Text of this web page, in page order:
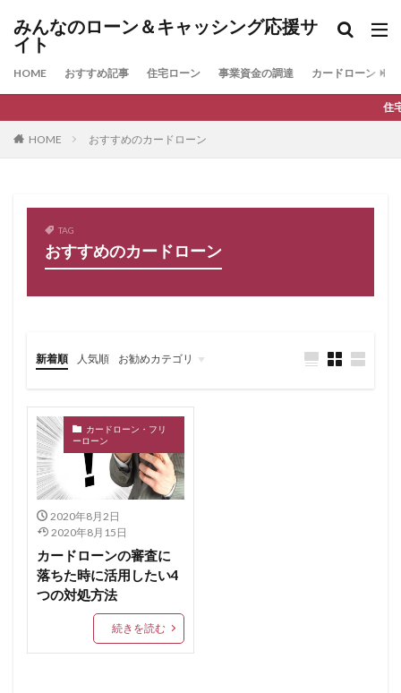
みんなのローン＆キャッシング応援サ
イト
HOME おすすめ記事 住宅ローン 事業資金の調達 カードローン
住宅ローンの最新人気
HOME おすすめのカードローン
TAG
おすすめのカードローン
新着順 人気順 お勧めカテゴリ
カードローン・フリ
ーローン
2020年8月2日
2020年8月15日
カードローンの審査に
落ちた時に活用したい4
つの対処方法
続きを読む